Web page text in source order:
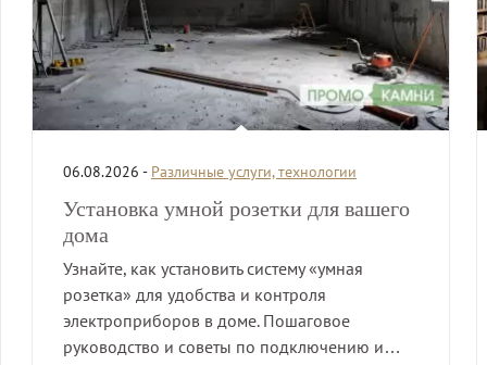
06.08.2026 - Различные услуги, технологии
Установка умной розетки для вашего
дома
Узнайте, как установить систему «умная
розетка» для удобства и контроля
электроприборов в доме. Пошаговое
руководство и советы по подключению и…